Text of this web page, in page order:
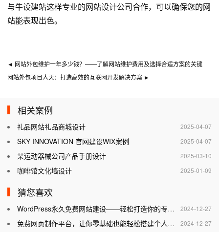
与牛设建站这样专业的网站设计公司合作，可以确保您的网
站能表现出色。
◄ 网站外包维护一年多少钱？——了解网站维护费用及选择合适方案的关键
网站外包项目人天：打造高效的互联网开发解决方案 ►
相关案例
2025-04-07
礼品网站礼品商城设计
2025-04-07
SKY INNOVATION 官网建设WIX案例
2025-03-10
某运动器械公司产品手册设计
2025-01-09
咖啡馆文化墙设计
猜您喜欢
2024-12-27
WordPress永久免费网站建设——轻松打造你的专属网站
2024-12-27
免费网页制作平台，让你零基础也能轻松搭建个人网站